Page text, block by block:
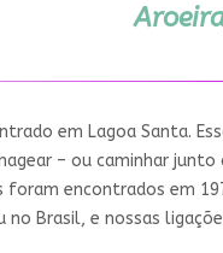
em Lagoa Santa.
– ou caminhar
foram encontrados em
no Brasil, e nossas